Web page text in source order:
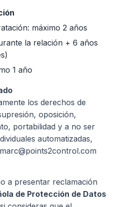
máximo 2 años
la relación + 6 años
1 año
los derechos de
oposición,
portabilidad y a no ser
automatizadas,
a presentar reclamación
de Protección de Datos